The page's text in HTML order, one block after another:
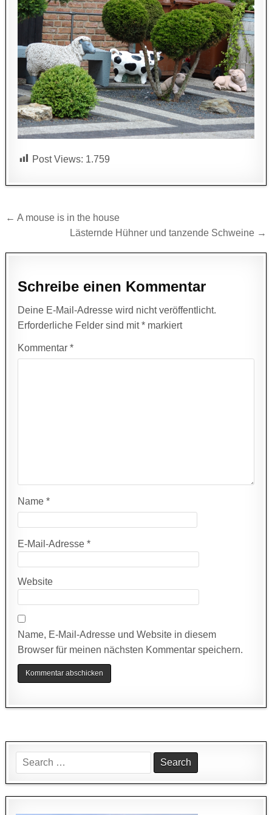
Post Views: 1.759
Beitragsnavigation
← A mouse is in the house
Lästernde Hühner und tanzende Schweine →
Schreibe einen Kommentar
Deine E-Mail-Adresse wird nicht veröffentlicht.
Erforderliche Felder sind mit* markiert
Kommentar*
Name*
E-Mail-Adresse*
Website
Name, E-Mail-Adresse und Website in diesem
Browser für meinen nächsten Kommentar speichern.
Search
for: